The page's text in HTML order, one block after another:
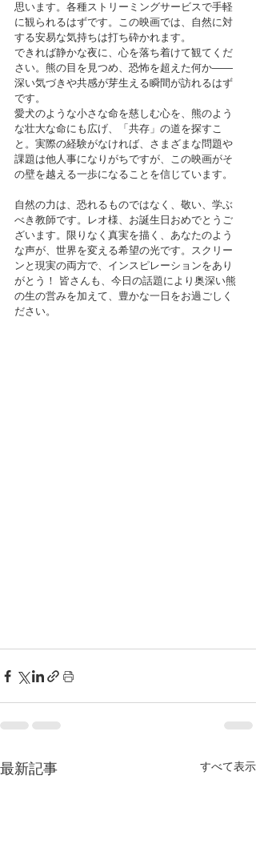
思います。各種ストリーミングサービスで手軽
に観られるはずです。この映画では、自然に対
する安易な気持ちは打ち砕かれます。
できれば静かな夜に、心を落ち着けて観てくだ
さい。熊の目を見つめ、恐怖を超えた何か――
深い気づきや共感が芽生える瞬間が訪れるはず
です。
愛犬のような小さな命を慈しむ心を、熊のよう
な壮大な命にも広げ、「共存」の道を探すこ
と。実際の経験がなければ、さまざまな問題や
課題は他人事になりがちですが、この映画がそ
の壁を越える一歩になることを信じています。
自然の力は、恐れるものではなく、敬い、学ぶ
べき教師です。レオ様、お誕生日おめでとうご
ざいます。限りなく真実を描く、あなたのよう
な声が、世界を変える希望の光です。スクリー
ンと現実の両方で、インスピレーションをあり
がとう！ 皆さんも、今日の話題により奥深い熊
の生の営みを加えて、豊かな一日をお過ごしく
ださい。
最新記事 すべて表示